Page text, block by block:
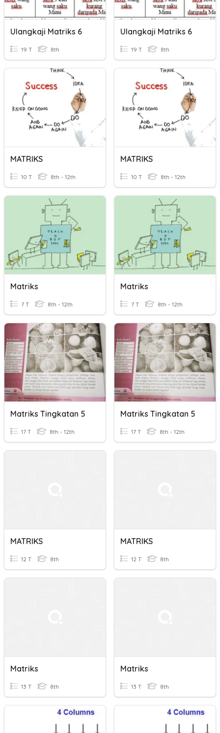
Ulangkaji Matriks 6
19 T 8th
Ulangkaji Matriks 6
19 T 8th
MATRIKS
10 T 8th - 12th
MATRIKS
10 T 8th - 12th
Matriks
7 T 8th - 12th
Matriks
7 T 8th - 12th
Matriks Tingkatan 5
17 T 8th - 12th
Matriks Tingkatan 5
17 T 8th - 12th
MATRIKS
12 T 8th
MATRIKS
12 T 8th
Matriks
13 T 8th
Matriks
13 T 8th